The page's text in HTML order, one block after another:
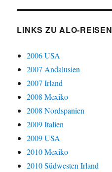
LINKS ZU ALO-REISEN
2006 USA
2007 Andalusien
2007 Irland
2008 Mexiko
2008 Nordspanien
2009 Italien
2009 USA
2010 Mexiko
2010 Südwesten Irland